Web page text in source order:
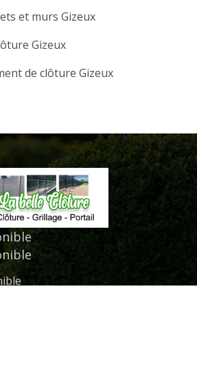
et murs Gizeux
Gizeux
de clôture Gizeux